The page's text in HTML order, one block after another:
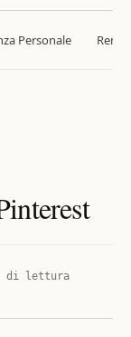
Personale
di lettura